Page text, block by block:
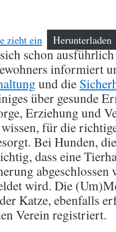
zieht ein Herunterladen
schon
informiert
und die
über gesunde
Erziehung und
für die
Bei Hunden,
dass eine
abgeschlossen
wird. Die
Katze, ebenfalls
Verein registriert.